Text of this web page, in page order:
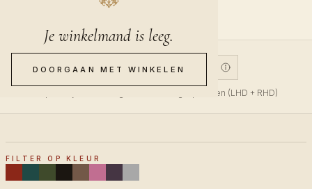
Je winkelmand is leeg.
DOORGAAN MET WINKELEN
V1 V2 CUSTOM
V1 past bij bovenaan gemonteerde gaspedalen (LHD + RHD)
FILTER OP KLEUR